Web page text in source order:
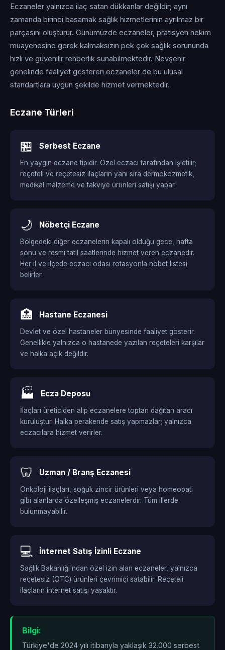
Eczaneler yalnızca ilaç satan dükkanlar değildir; aynı
zamanda birinci basamak sağlık hizmetlerinin ayrılmaz bir
parçasını oluşturur. Günümüzde eczaneler, pratisyen hekim
muayenesine gerek kalmaksızın pek çok sağlık sorununda
hızlı ve güvenilir rehberlik sunabilmektedir. Nevşehir
genelinde faaliyet gösteren eczaneler de bu ulusal
standartlara uygun şekilde hizmet vermektedir.
Eczane Türleri
🏪 Serbest Eczane
En yaygın eczane tipidir. Özel eczacı tarafından işletilir;
reçeteli ve reçetesiz ilaçların yanı sıra dermokozmetik,
medikal malzeme ve takviye ürünleri satışı yapar.
🌙 Nöbetçi Eczane
Bölgedeki diğer eczanelerin kapalı olduğu gece, hafta
sonu ve resmi tatil saatlerinde hizmet veren eczanedir.
Her il ve ilçede eczacı odası rotasyonla nöbet listesi
belirler.
🏥 Hastane Eczanesi
Devlet ve özel hastaneler bünyesinde faaliyet gösterir.
Genellikle yalnızca o hastanede yazılan reçeteleri karşılar
ve halka açık değildir.
🏭 Ecza Deposu
İlaçları üreticiden alıp eczanelere toptan dağıtan aracı
kuruluştur. Halka perakende satış yapmazlar; yalnızca
eczacılara hizmet verirler.
🦷 Uzman / Branş Eczanesi
Onkoloji ilaçları, soğuk zincir ürünleri veya homeopati
gibi alanlarda özelleşmiş eczanelerdir. Tüm illerde
bulunmayabilir.
💻 İnternet Satış İzinli Eczane
Sağlık Bakanlığı'ndan özel izin alan eczaneler, yalnızca
reçetesiz (OTC) ürünleri çevrimiçi satabilir. Reçeteli
ilaçların internet satışı yasaktır.
Bilgi:
Türkiye'de 2024 yılı itibarıyla yaklaşık 32.000 serbest